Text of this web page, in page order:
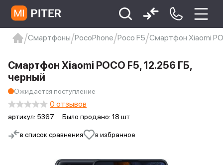
Xiaomi 9 про
xiaomi redmi 12c
Смартфоны PocoPhone Poco F5 Смартфон Xiaomi
в список сравнения в избранное
Смартфон Xiaomi POCO F5, 12.256 ГБ,
черный
Ожидается поступление
артикул: 5367 Было продано: 18 шт
0 отзывов